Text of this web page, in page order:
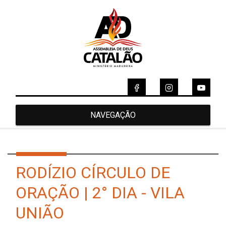
NAVEGAÇÃO
RODÍZIO CÍRCULO DE
ORAÇÃO | 2° DIA - VILA
UNIÃO